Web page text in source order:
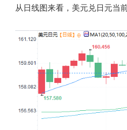
从日线图来看，美元兑日元当